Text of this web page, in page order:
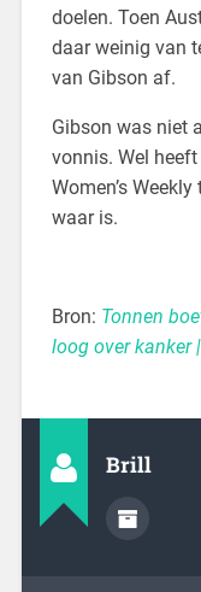
doelen. Toen
daar weinig van
van Gibson af.
Gibson was niet
vonnis. Wel
Women’s
waar is.
Bron: Tonnen
loog over kanker
Brill